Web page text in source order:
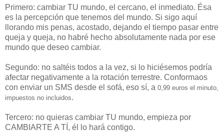
Primero: cambiar TU mundo, el cercano, el inmediato. Ésa
es la percepción que tenemos del mundo. Si sigo aquí
llorando mis penas, acostado, dejando el tiempo pasar entre
queja y queja, no habré hecho absolutamente nada por ese
mundo que deseo cambiar.
Segundo: no saltéis todos a la vez, si lo hiciésemos podría
afectar negativamente a la rotación terrestre. Conformaos
con enviar un SMS desde el sofá, eso sí, a 0,99 euros el minuto,
impuestos no incluidos.
Tercero: no quieras cambiar TU mundo, empieza por
CAMBIARTE A TÍ, él lo hará contigo.